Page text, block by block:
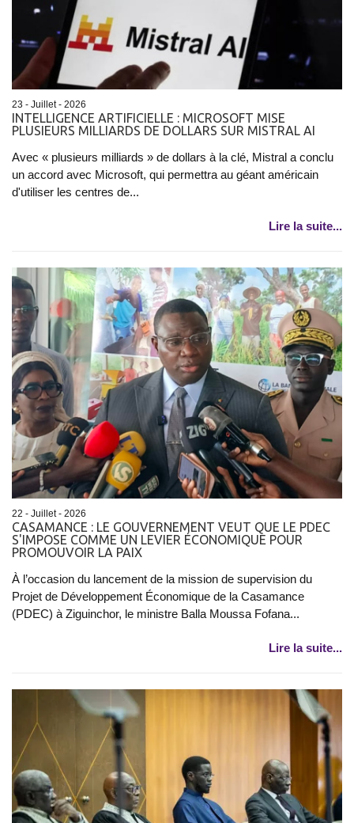
23 - Juillet - 2026
INTELLIGENCE ARTIFICIELLE : MICROSOFT MISE
PLUSIEURS MILLIARDS DE DOLLARS SUR MISTRAL AI
Avec « plusieurs milliards » de dollars à la clé, Mistral a conclu
un accord avec Microsoft, qui permettra au géant américain
d'utiliser les centres de...
Lire la suite...
22 - Juillet - 2026
CASAMANCE : LE GOUVERNEMENT VEUT QUE LE PDEC
S'IMPOSE COMME UN LEVIER ÉCONOMIQUE POUR
PROMOUVOIR LA PAIX
À l’occasion du lancement de la mission de supervision du
Projet de Développement Économique de la Casamance
(PDEC) à Ziguinchor, le ministre Balla Moussa Fofana...
Lire la suite...